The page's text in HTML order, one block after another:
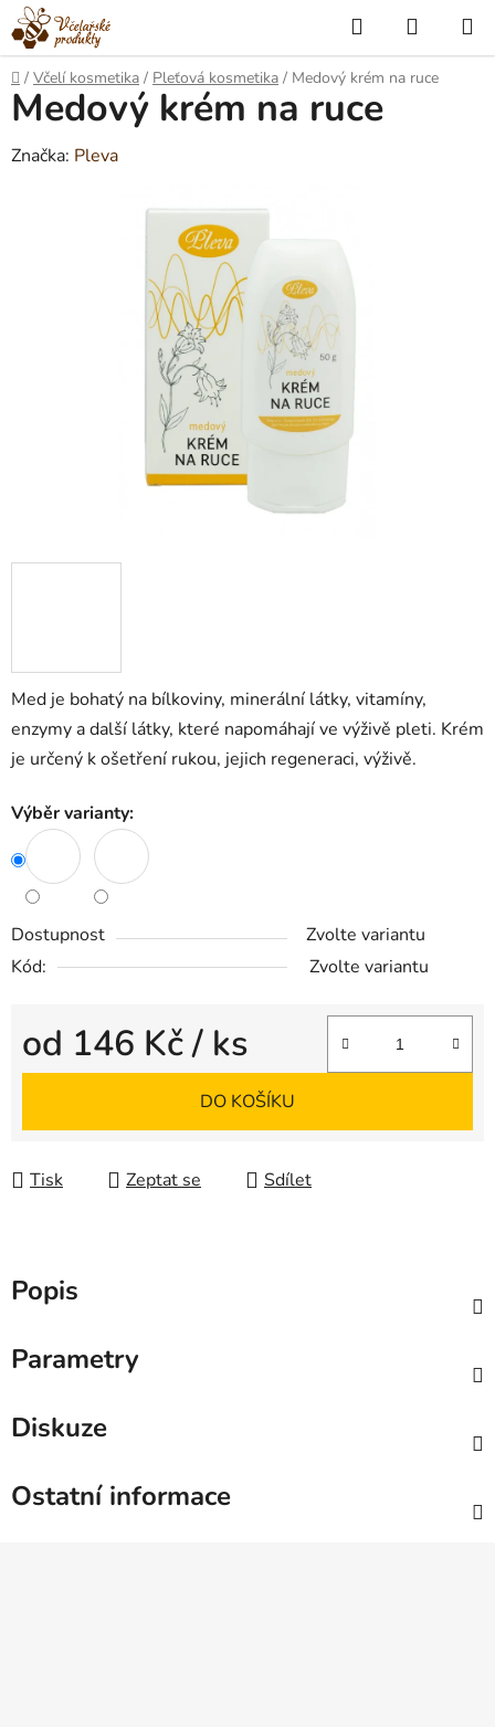
Přejít
na
obsah
Hledat
KOŠÍK
Domů
/ Včelí kosmetika / Pleťová kosmetika / Medový krém na ruce
Med je bohatý na bílkoviny, minerální látky, vitamíny,
enzymy a další látky, které napomáhají ve výživě pleti. Krém
je určený k ošetření rukou, jejich regeneraci, výživě.
Výběr varianty:
Dostupnost
Zvolte variantu
Kód:
Zvolte variantu
od 146 Kč/ ks
Měrná cena:
DO KOŠÍKU
Tisk Zeptat se Sdílet
Medový krém na ruce
Značka: Pleva
Popis
Parametry
Diskuze
Ostatní informace